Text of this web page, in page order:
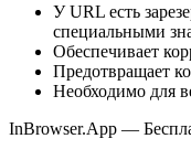
У URL есть
специальными
Обеспечивает
Предотвращает
Необходимо для
InBrowser.App —